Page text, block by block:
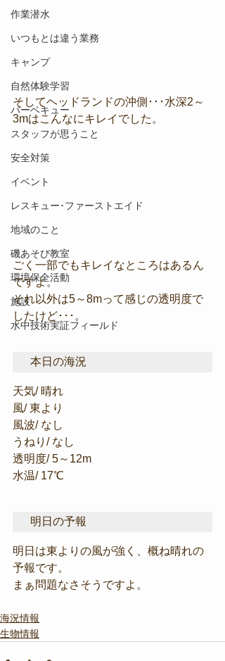
作業潜水
いつもとは違う業務
キャンプ
自然体験学習
バーベキュー
スタッフが思うこと
安全対策
イベント
レスキュー･ファーストエイド
地域のこと
磯あそび教室
環境保全活動
施設
水中技術実証フィールド
そしてヘッドランドの沖側･･･水深2～
3mはこんなにキレイでした。
ごく一部でもキレイなところはあるん
ですよ。
それ以外は5～8mって感じの透明度で
したけど･･･。
本日の海況
天気/ 晴れ
風/ 東より
風波/ なし
うねり/ なし
透明度/ 5～12m
水温/ 17℃
明日の予報
明日は東よりの風が強く、概ね晴れの
予報です。
まぁ問題なさそうですよ。
海況情報
生物情報